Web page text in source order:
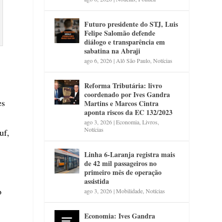
Futuro presidente do STJ, Luis
Felipe Salomão defende
diálogo e transparência em
sabatina na Abraji
ago 6, 2026| Alô São Paulo ,Notícias
Reforma Tributária: livro
coordenado por Ives Gandra
Martins e Marcos Cintra
aponta riscos da EC 132/2023
ago 3, 2026|Economia ,Livros
Notícias
Linha 6-Laranja registra mais
de 42 mil passageiros no
primeiro mês de operação
assistida
ago 3, 2026|Mobilidade ,Notícias
Economia: Ives Gandra